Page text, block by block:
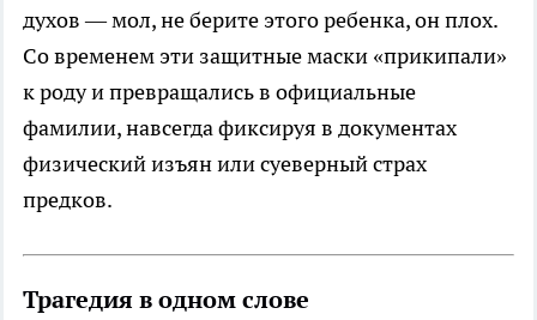
духов — мол, не берите этого ребенка, он плох.
Со временем эти защитные маски «прикипали»
к роду и превращались в официальные
фамилии, навсегда фиксируя в документах
физический изъян или суеверный страх
предков.
Трагедия в одном слове